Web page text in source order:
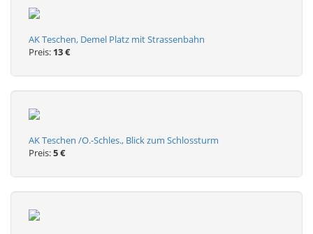
AK Teschen, Demel Platz mit Strassenbahn
Preis: 13 €
AK Teschen /O.-Schles., Blick zum Schlossturm
Preis:5 €